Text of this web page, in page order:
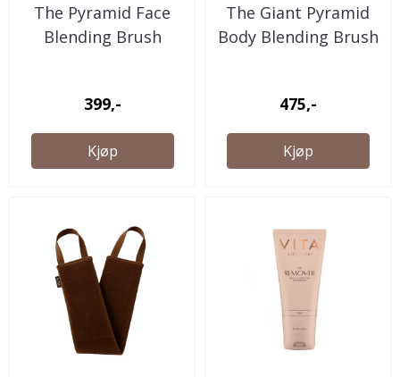
The Pyramid Face
Blending Brush
399,-
Kjøp
The Giant Pyramid
Body Blending Brush
475,-
Kjøp